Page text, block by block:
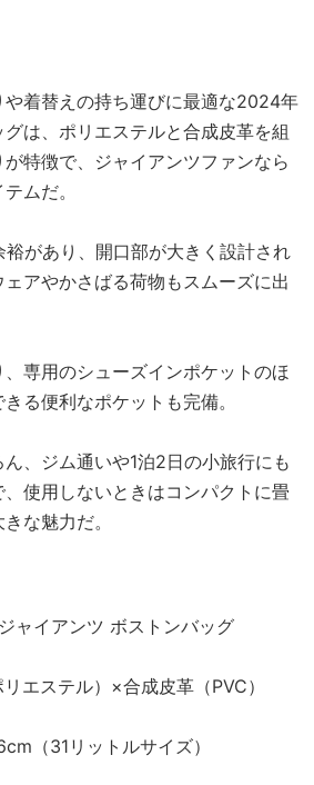
や着替えの持ち運びに最適な2024年
は、ポリエステルと合成皮革を組
特徴で、ジャイアンツファンなら
ムだ。
があり、開口部が大きく設計され
アやかさばる荷物もスムーズに出
専用のシューズインポケットのほ
る便利なポケットも完備。
、ジム通いや1泊2日の小旅行にも
使用しないときはコンパクトに畳
な魅力だ。
ャイアンツ ボストンバッグ
エステル）×合成皮革（PVC）
（31リットルサイズ）